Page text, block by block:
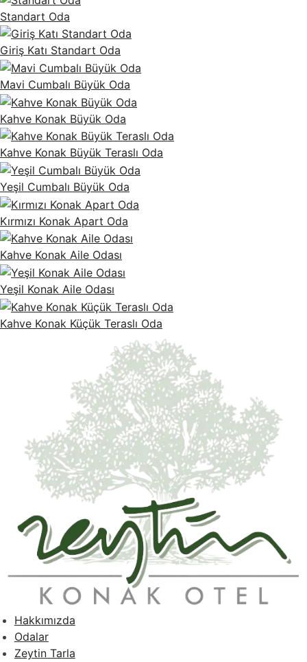
Standart Oda
Giriş Katı Standart Oda
Mavi Cumbalı Büyük Oda
Kahve Konak Büyük Oda
Kahve Konak Büyük Teraslı Oda
Yeşil Cumbalı Büyük Oda
Kırmızı Konak Apart Oda
Kahve Konak Aile Odası
Yeşil Konak Aile Odası
Kahve Konak Küçük Teraslı Oda
Hakkımızda
Odalar
Zeytin Tarla